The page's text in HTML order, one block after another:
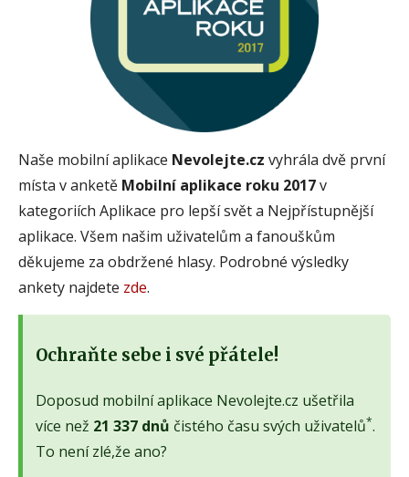
Naše mobilní aplikace Nevolejte.cz vyhrála dvě první
místa v anketě Mobilní aplikace roku 2017v
kategoriích Aplikace pro lepší svět a Nejpřístupnější
aplikace. Všem našim uživatelům a fanouškům
děkujeme za obdržené hlasy. Podrobné výsledky
ankety najdete zde.
Ochraňte sebe i své přátele!
Doposud mobilní aplikace Nevolejte.cz ušetřila
více než 21 337 dnů čistého času svých uživatelů*.
To není zlé,že ano?